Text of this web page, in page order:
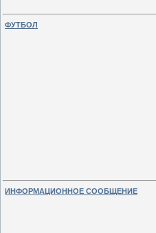
ФУТБОЛ
ИНФОРМАЦИОННОЕ СООБЩЕНИЕ